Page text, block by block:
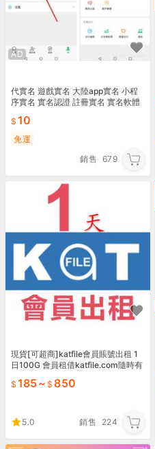
AD
代實名 遊戲實名 大陸app實名 小程
序實名 實名認證 註冊實名 實名軟體
10
免運
銷售 679
現貨[可超商]katfile會員賬號出租 1
日100G 會員租借katfile.com隨時有
185~ 850
5.0 銷售 224